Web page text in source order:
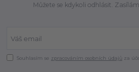
Můžete se kdykoli odhlásit.
Souhlasím se zpracováním osobních údajů za